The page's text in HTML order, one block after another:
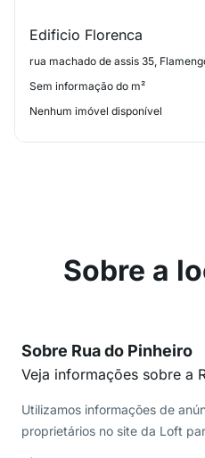
Edificio Florenca
rua machado de assis 35,
Sem informação do m²
Nenhum imóvel disponível
Sobre a
Sobre Rua do Pinheiro
Veja informações sobre a
Utilizamos informações de
proprietários no site da Loft